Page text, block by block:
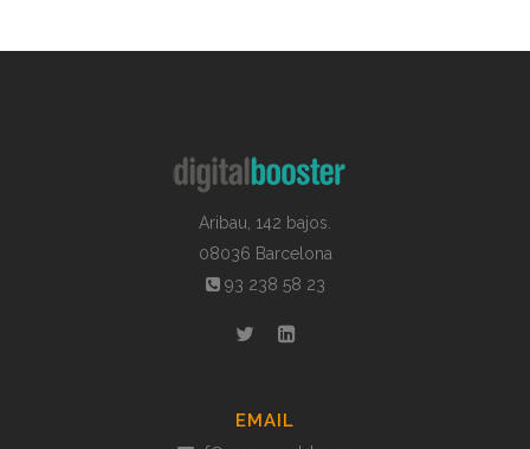
Aribau, 142 bajos.
08036 Barcelona
93 238 58 23
EMAIL